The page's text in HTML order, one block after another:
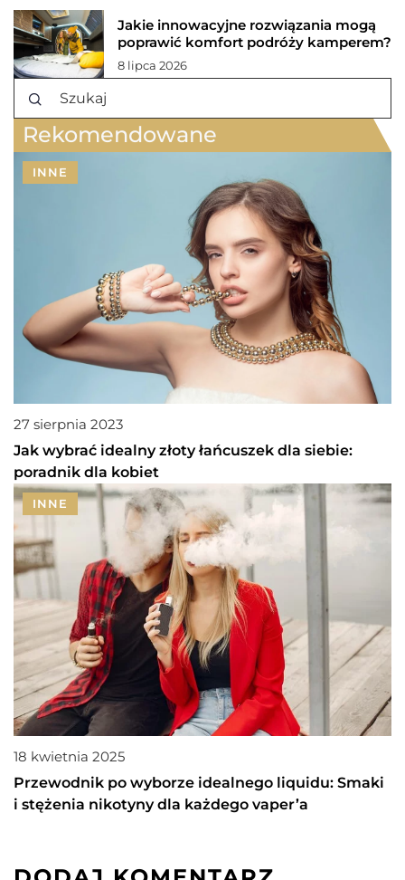
Jakie innowacyjne rozwiązania mogą
poprawić komfort podróży kamperem?
8 lipca 2026
Rekomendowane
INNE
27 sierpnia 2023
Jak wybrać idealny złoty łańcuszek dla siebie:
poradnik dla kobiet
INNE
18 kwietnia 2025
Przewodnik po wyborze idealnego liquidu: Smaki
i stężenia nikotyny dla każdego vaper’a